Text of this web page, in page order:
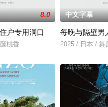
勘案过程中，牵引出“婴胎报仇”
8.0
户专用洞口
桃香
中文字幕
每晚与隔壁男
2025 / 日本 / 舞